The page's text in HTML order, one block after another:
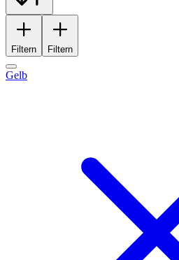
Filtern Filtern
Gelb